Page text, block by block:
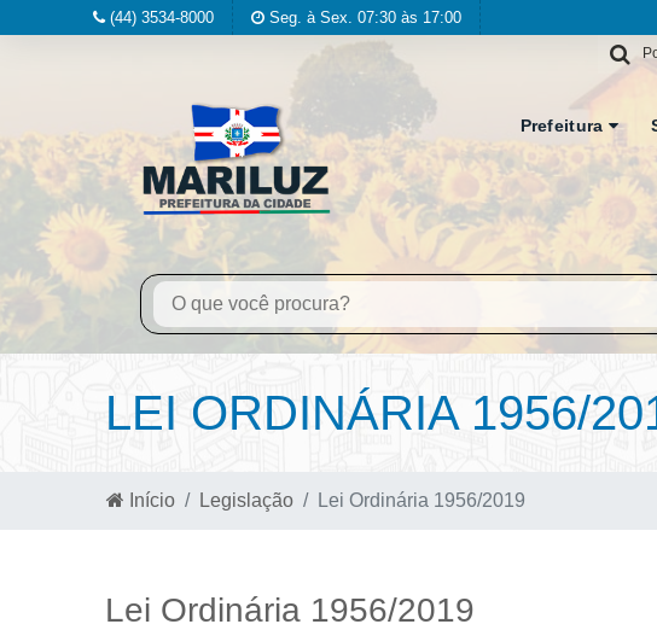
(44) 3534-8000 Seg. à Sex. 07:30 às 17:00
Prefeitura
LEI ORDINÁRIA 1956/
Início Legislação Lei Ordinária 1956/2019
Lei Ordinária 1956/2019